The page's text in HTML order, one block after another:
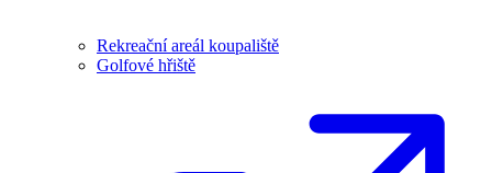
Rekreační areál koupaliště
Golfové hřiště